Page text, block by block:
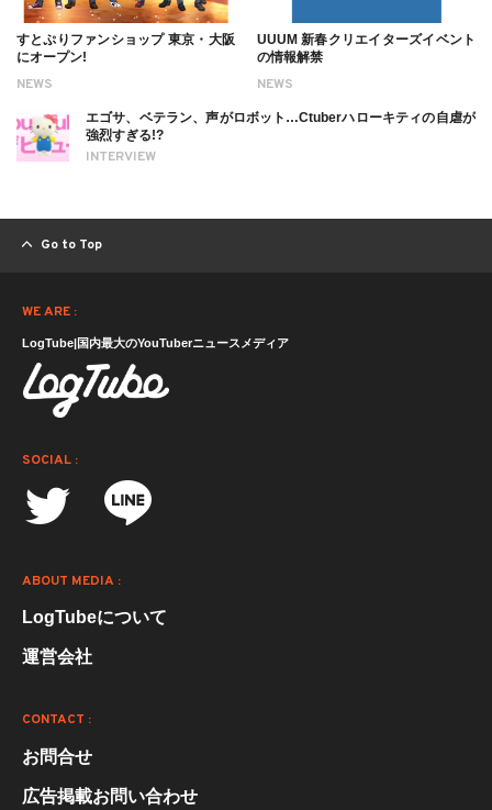
NEWS
すとぷりファンショップ 東京・大阪
にオープン!
NEWS
UUUM 新春クリエイターズイベント
の情報解禁
INTERVIEW
エゴサ、ベテラン、声がロボット…Ctuberハローキティの自虐が
強烈すぎる!?
Go to Top
WE ARE :
LogTube|国内最大のYouTuberニュースメディア
SOCIAL :
ABOUT MEDIA :
LogTubeについて
運営会社
CONTACT :
お問合せ
広告掲載お問い合わせ